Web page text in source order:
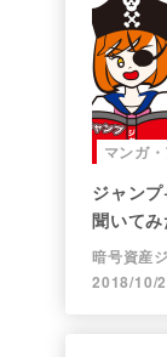
マンガ
ジャン
聞いて
暗号資産
2018/10/